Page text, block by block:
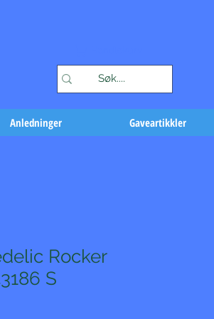
Anledninger Gaveartikkler
Rocker
S